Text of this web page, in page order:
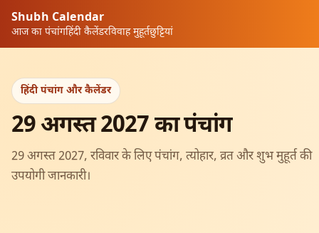
Shubh Calendar
आज का पंचांगहिंदी कैलेंडरविवाह मुहूर्तछुट्टियां
हिंदी पंचांग और कैलेंडर
29 अगस्त 2027 का पंचांग
29 अगस्त 2027, रविवार के लिए पंचांग, त्योहार, व्रत और शुभ मुहूर्त की
उपयोगी जानकारी।